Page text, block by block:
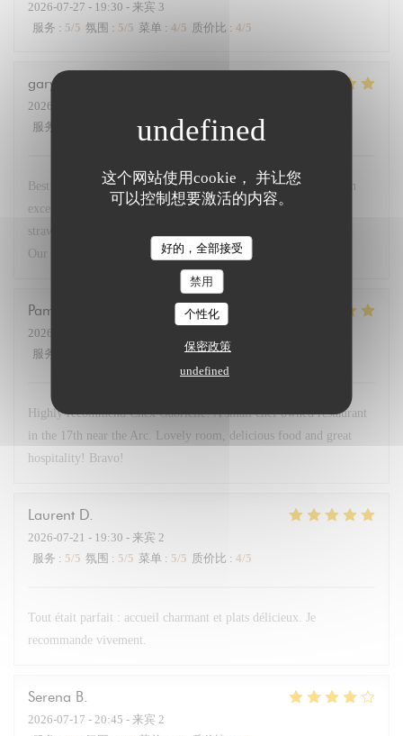
这个网站使用cookie， 并让您
可以控制想要激活的内容。
好的，全部接受
禁用
个性化
保密政策
undefined
2026-07-27 - 19:30 - 来宾 3
服务 : 5/5 氛围 : 5/5 菜单 : 4/5 质价比 : 4/5
gary
2026-07-23
服务
菜单: 5/5 质价比: 5/5
Best restaurant in Paris so good we came 4 times this week. Fish
excellent. Steak with dauphinoise potato. Superb. Deserts
strawberries and lemon brûlée with peach in cognac sensational.
Our go to when in Paris. Service very friendly.
Pamela
2026-07-23
服务
/5 质价比:
Highly recommend Chex Gabrielle! A small chef owned restaurant
in the 17th near the Arc. Lovely room, delicious food and great
hospitality! Bravo!
Laurent D
2026-07-21 - 19:30 - 来宾 2
服务 : 5/5 氛围 : 5/5 菜单 : 5/5 质价比 : 4/5
Tout était parfait : accueil charmant et plats délicieux. Je
recommande vivement.
Serena B
2026-07-17 - 20:45 - 来宾 2